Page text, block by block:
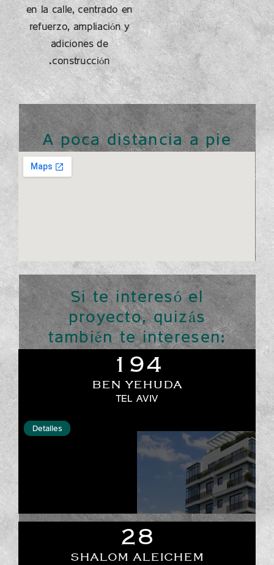
en la calle, centrado en
refuerzo, ampliación y
adiciones de
construcción.
A poca distancia a pie
Si te interesó el
proyecto, quizás
también te interesen:
194
BEN YEHUDA
TEL AVIV
Detalles
28
SHALOM ALEICHEM